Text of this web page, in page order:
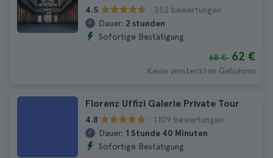
4.5
352 bewertungen
Dauer: 2 stunden
Sofortige Bestätigung
68 € 62 €
Keine versteckten Gebühren
Florenz Uffizi Galerie Private Tour
4.8
1.109 bewertungen
Dauer: 1 Stunde 40 Minuten
Sofortige Bestätigung